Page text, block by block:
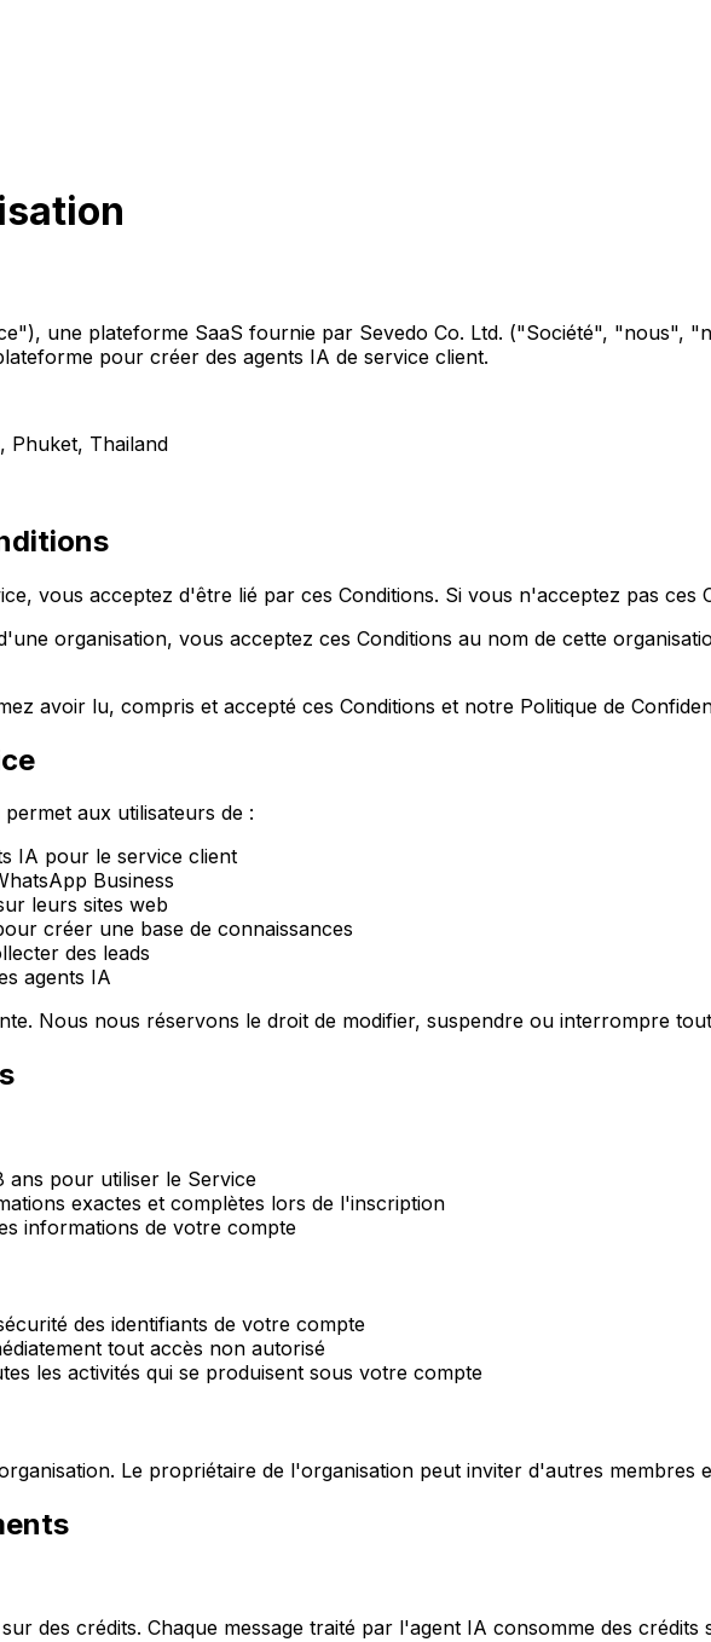
une plateforme SaaS fournie par Sevedo Co. Ltd. ("Société", "nous",
pour créer des agents IA de service client.
Phuket, Thailand
vous acceptez d'être lié par ces Conditions. Si vous n'acceptez pas
organisation, vous acceptez ces Conditions au nom de cette
avoir lu, compris et accepté ces Conditions et notre Politique de
aux utilisateurs de :
IA pour le service client
Business
leurs sites web
créer une base de connaissances
des leads
agents IA
Nous nous réservons le droit de modifier, suspendre ou interrompre
ans pour utiliser le Service
exactes et complètes lors de l'inscription
informations de votre compte
des identifiants de votre compte
tout accès non autorisé
les activités qui se produisent sous votre compte
Le propriétaire de l'organisation peut inviter d'autres membres
des crédits. Chaque message traité par l'agent IA consomme des